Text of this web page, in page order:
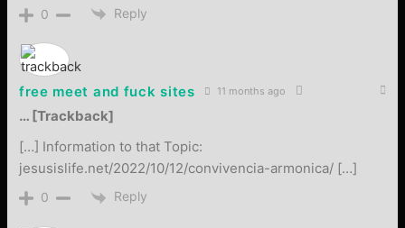
0 Reply
free meet and fuck sites 11 months ago
… [Trackback]
[…] Information to that Topic:
jesusislife.net/2022/10/12/convivencia-armonica/ […]
0 Reply